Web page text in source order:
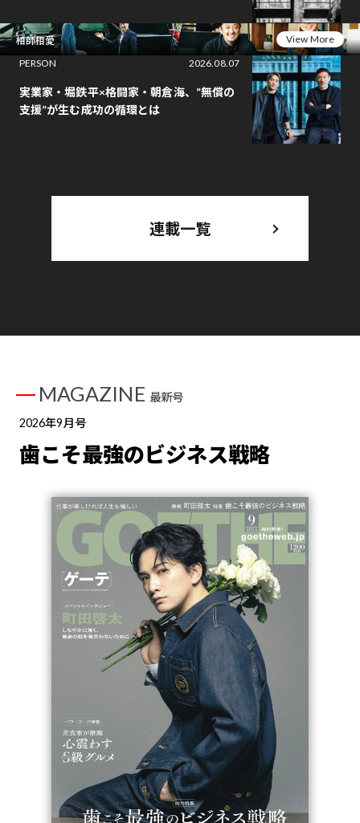
相師相愛
View More
PERSON
2026.08.07
実業家・堀鉄平×格闘家・朝倉海、“無償の
支援”が生む成功の循環とは
連載一覧
MAGAZINE 最新号
2026年9月号
歯こそ最強のビジネス戦略